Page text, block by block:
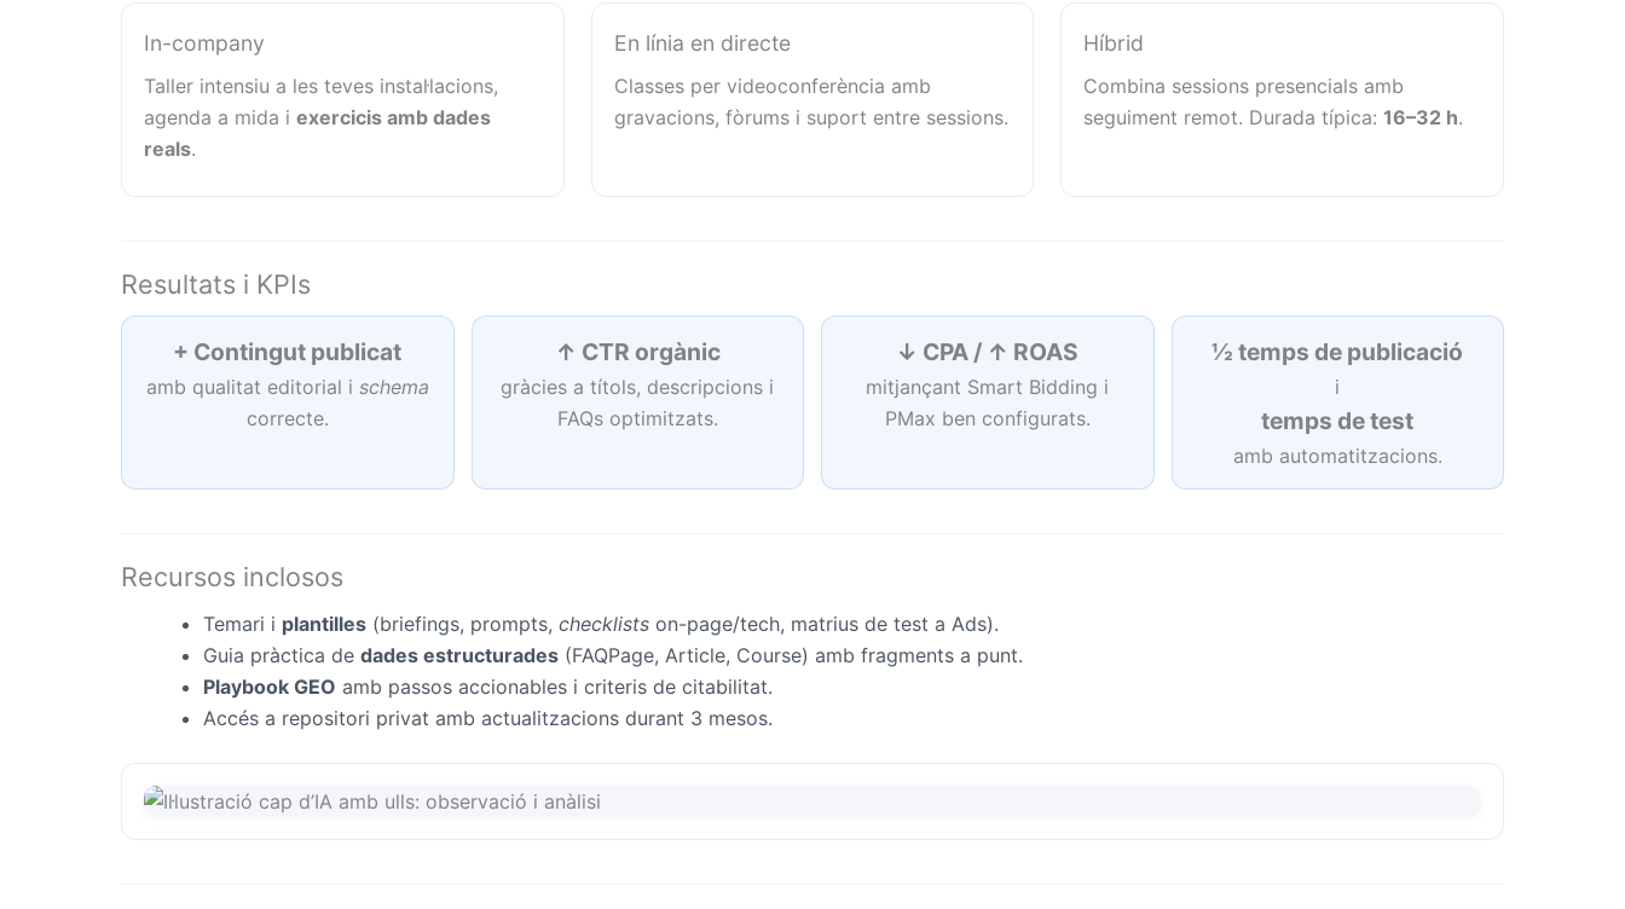
In-company
Taller intensiu a les teves instal·lacions,
agenda a mida i exercicis amb dades
reals.
En línia en directe
Classes per videoconferència amb
gravacions, fòrums i suport entre sessions.
Híbrid
Combina sessions presencials amb
seguiment remot. Durada típica:16–32 h.
Resultats i KPIs
+ Contingut publicat
amb qualitat editorial i schema
correcte.
↑ CTR orgànic
gràcies a títols, descripcions i
FAQs optimitzats.
↓ CPA / ↑ ROAS
mitjançant Smart Bidding i
PMax ben configurats.
½ temps de publicació
i
temps de test
amb automatitzacions.
Recursos inclosos
Temari i plantilles (briefings, prompts, checklists on-page/tech, matrius de test a Ads).
Guia pràctica de dades estructurades (FAQPage, Article, Course) amb fragments a punt.
Playbook GEO amb passos accionables i criteris de citabilitat.
Accés a repositori privat amb actualitzacions durant 3 mesos.